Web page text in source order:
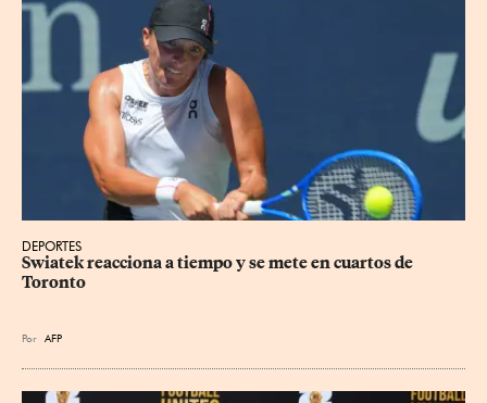
DEPORTES
Swiatek reacciona a tiempo y se mete en cuartos de
Toronto
Por AFP